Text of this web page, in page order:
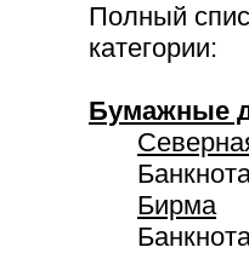
Полный
категории:
Бумажные
Бирма